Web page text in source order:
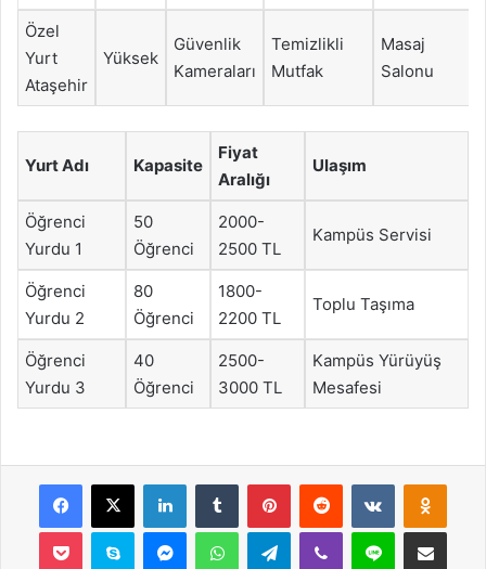
Özel
Yurt
Ataşehir
Yüksek
Güvenlik
Kameraları
Temizlikli
Mutfak
Masaj
Salonu
Yurt Adı Kapasite
Fiyat
Aralığı
Ulaşım
Öğrenci
Yurdu 1
50
Öğrenci
2000-
2500 TL
Kampüs Servisi
Öğrenci
Yurdu 2
80
Öğrenci
1800-
2200 TL
Toplu Taşıma
Öğrenci
Yurdu 3
40
Öğrenci
2500-
3000 TL
Kampüs Yürüyüş
Mesafesi
Facebook
X LinkedInTumblr PinterestReddit VKontakte
Pocket Skype MessengerWhatsAppTelegramViber Line E-Posta ile